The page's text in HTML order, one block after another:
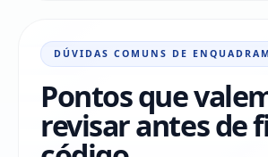
DÚVIDAS COMUNS DE
Pontos que
revisar antes de